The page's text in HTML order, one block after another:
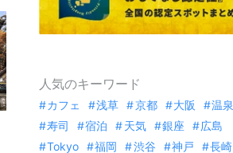
人気のキーワード
カフェ 浅草 京都 大阪
温泉
寿司
宿泊 天気 銀座
広島
Tokyo
福岡 渋谷 神戸
長崎